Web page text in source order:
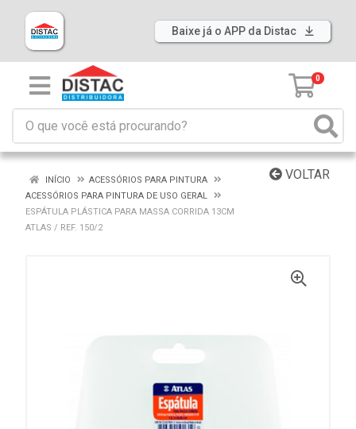
Baixe já o APP da Distac
0
VOLTAR
INÍCIO
ACESSÓRIOS PARA PINTURA
ACESSÓRIOS PARA PINTURA DE USO GERAL
ESPÁTULA PLÁSTICA PARA MASSA CORRIDA 13CM
ATLAS / REF. 150/2